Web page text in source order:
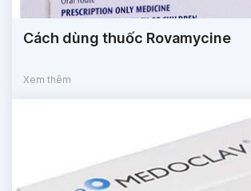
Cách dùng thuốc Rovamycine
Xem thêm